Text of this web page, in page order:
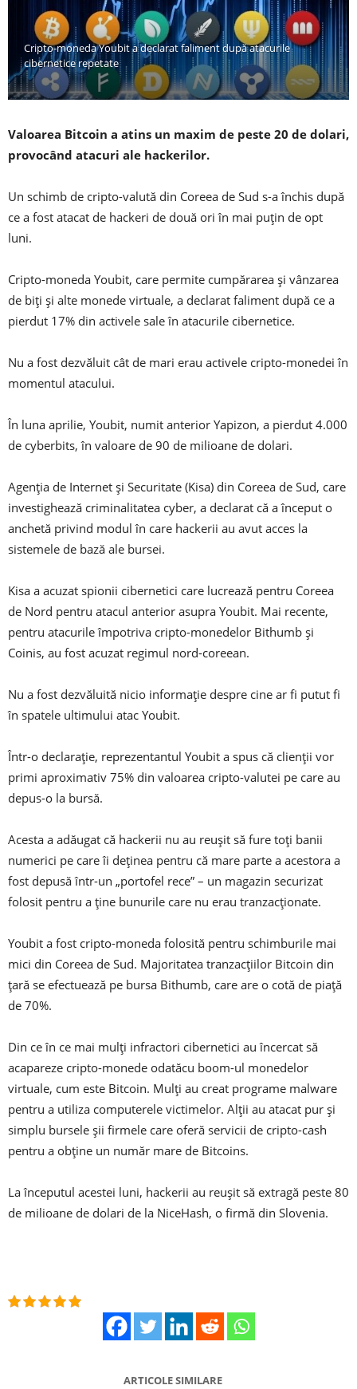
Cripto-moneda Youbit a declarat faliment după atacurile
cibernetice repetate
Valoarea Bitcoin a atins un maxim de peste 20 de dolari,
provocând atacuri ale hackerilor.
Un schimb de cripto-valută din Coreea de Sud s-a închis după
ce a fost atacat de hackeri de două ori în mai puțin de opt
luni.
Cripto-moneda Youbit, care permite cumpărarea și vânzarea
de biți și alte monede virtuale, a declarat faliment după ce a
pierdut 17% din activele sale în atacurile cibernetice.
Nu a fost dezvăluit cât de mari erau activele cripto-monedei în
momentul atacului.
În luna aprilie, Youbit, numit anterior Yapizon, a pierdut 4.000
de cyberbits, în valoare de 90 de milioane de dolari.
Agenția de Internet și Securitate (Kisa) din Coreea de Sud, care
investighează criminalitatea cyber, a declarat că a început o
anchetă privind modul în care hackerii au avut acces la
sistemele de bază ale bursei.
Kisa a acuzat spionii cibernetici care lucrează pentru Coreea
de Nord pentru atacul anterior asupra Youbit. Mai recente,
pentru atacurile împotriva cripto-monedelor Bithumb și
Coinis, au fost acuzat regimul nord-coreean.
Nu a fost dezvăluită nicio informație despre cine ar fi putut fi
în spatele ultimului atac Youbit.
Într-o declarație, reprezentantul Youbit a spus că clienții vor
primi aproximativ 75% din valoarea cripto-valutei pe care au
depus-o la bursă.
Acesta a adăugat că hackerii nu au reușit să fure toți banii
numerici pe care îi deținea pentru că mare parte a acestora a
fost depusă într-un „portofel rece” – un magazin securizat
folosit pentru a ține bunurile care nu erau tranzacționate.
Youbit a fost cripto-moneda folosită pentru schimburile mai
mici din Coreea de Sud. Majoritatea tranzacțiilor Bitcoin din
țară se efectuează pe bursa Bithumb, care are o cotă de piață
de 70%.
Din ce în ce mai mulți infractori cibernetici au încercat să
acapareze cripto-monede odatăcu boom-ul monedelor
virtuale, cum este Bitcoin. Mulți au creat programe malware
pentru a utiliza computerele victimelor. Alții au atacat pur și
simplu bursele șii firmele care oferă servicii de cripto-cash
pentru a obține un număr mare de Bitcoins.
La începutul acestei luni, hackerii au reușit să extragă peste 80
de milioane de dolari de la NiceHash, o firmă din Slovenia.
ARTICOLE SIMILARE